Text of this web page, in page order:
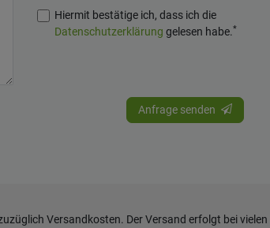
Hiermit bestätige ich, dass ich die
Daten­schutz­erklärung gelesen habe.*
Anfrage senden
Versandkosten. Der Versand erfolgt bei vielen